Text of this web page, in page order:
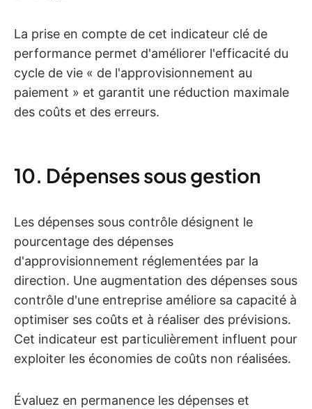
La prise en compte de cet indicateur clé de
performance permet d'améliorer l'efficacité du
cycle de vie « de l'approvisionnement au
paiement » et garantit une réduction maximale
des coûts et des erreurs.
10. Dépenses sous gestion
Les dépenses sous contrôle désignent le
pourcentage des dépenses
d'approvisionnement réglementées par la
direction. Une augmentation des dépenses sous
contrôle d'une entreprise améliore sa capacité à
optimiser ses coûts et à réaliser des prévisions.
Cet indicateur est particulièrement influent pour
exploiter les économies de coûts non réalisées.
Évaluez en permanence les dépenses et